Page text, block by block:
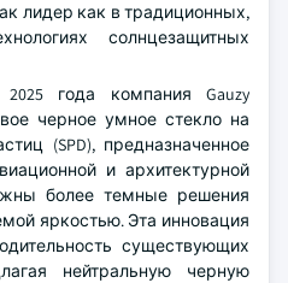
лидер как в традиционных,
солнцезащитных
года компания Gauzy
черное умное стекло на
(SPD), предназначенное
и архитектурной
более темные решения
яркостью. Эта инновация
существующих
нейтральную черную